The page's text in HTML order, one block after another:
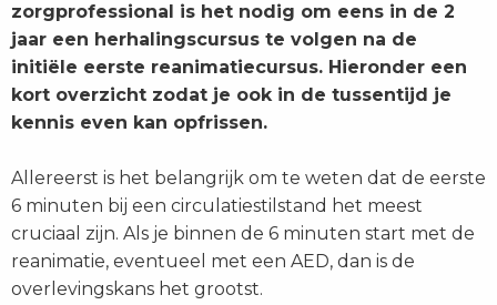
zorgprofessional is het nodig om eens in de 2
jaar een herhalingscursus te volgen na de
initiële eerste reanimatiecursus. Hieronder een
kort overzicht zodat je ook in de tussentijd je
kennis even kan opfrissen.
Allereerst is het belangrijk om te weten dat de eerste
6 minuten bij een circulatiestilstand het meest
cruciaal zijn. Als je binnen de 6 minuten start met de
reanimatie, eventueel met een AED, dan is de
overlevingskans het grootst.